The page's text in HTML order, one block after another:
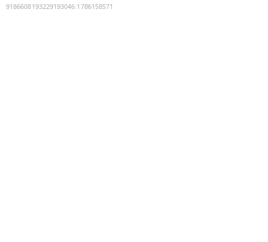
9186608193229193046:1786158571